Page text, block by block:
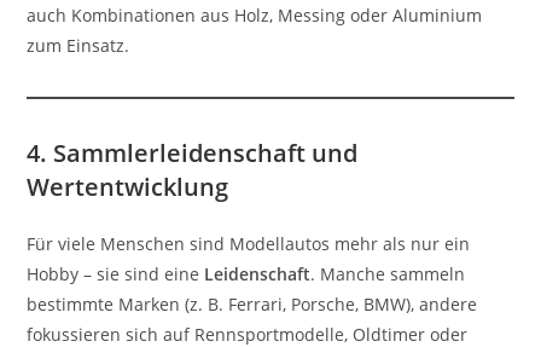
auch Kombinationen aus Holz, Messing oder Aluminium
zum Einsatz.
4. Sammlerleidenschaft und
Wertentwicklung
Für viele Menschen sind Modellautos mehr als nur ein
Hobby – sie sind eine Leidenschaft. Manche sammeln
bestimmte Marken (z. B. Ferrari, Porsche, BMW), andere
fokussieren sich auf Rennsportmodelle, Oldtimer oder